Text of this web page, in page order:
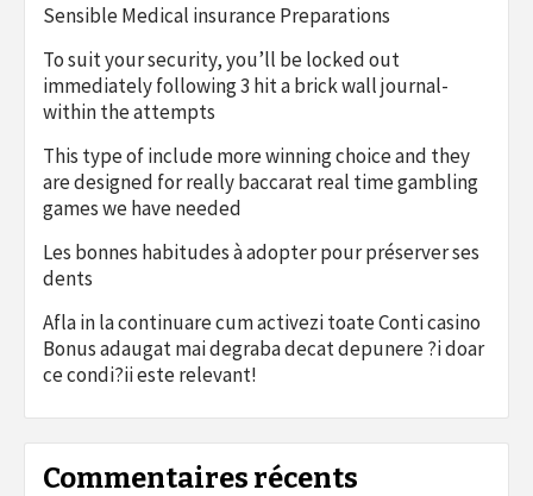
Sensible Medical insurance Preparations
To suit your security, you’ll be locked out
immediately following 3 hit a brick wall journal-
within the attempts
This type of include more winning choice and they
are designed for really baccarat real time gambling
games we have needed
Les bonnes habitudes à adopter pour préserver ses
dents
Afla in la continuare cum activezi toate Conti casino
Bonus adaugat mai degraba decat depunere ?i doar
ce condi?ii este relevant!
Commentaires récents